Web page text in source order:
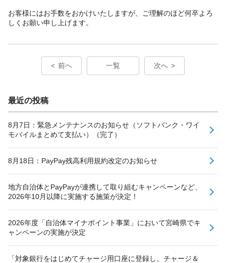
お客様にはお手数をおかけいたしますが、ご理解のほど何卒よろ
しくお願い申し上げます。
前へ 一覧 次へ
最近の投稿
8月7日：緊急メンテナンスのお知らせ（ソフトバンク・ワイ
モバイルまとめて支払い）（完了）
8月18日：PayPay残高利用規約改定のお知らせ
地方自治体とPayPayが連携して取り組むキャンペーンなど、
2026年10月以降に実施する施策が決定！
2026年度「自治体マイナポイント事業」において宮崎県でキ
ャンペーンの実施が決定
「対象銀行をはじめてチャージ用口座に登録し、チャージ＆